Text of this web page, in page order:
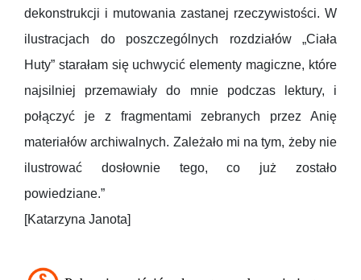
dekonstrukcji i mutowania zastanej rzeczywistości. W
ilustracjach do poszczególnych rozdziałów „Ciała
Huty” starałam się uchwycić elementy magiczne, które
najsilniej przemawiały do mnie podczas lektury, i
połączyć je z fragmentami zebranych przez Anię
materiałów archiwalnych. Zależało mi na tym, żeby nie
ilustrować dosłownie tego, co już zostało
powiedziane.”
[Katarzyna Janota]